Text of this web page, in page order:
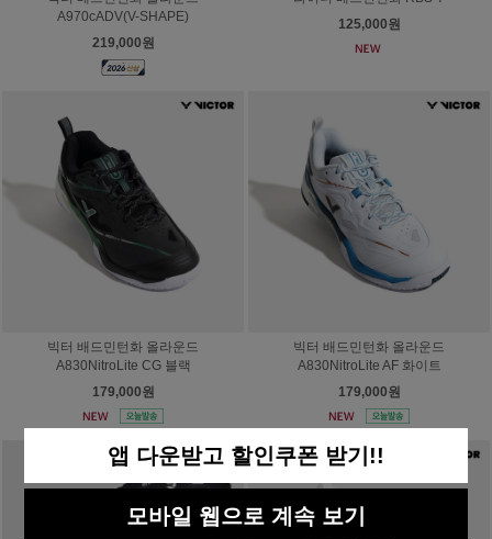
A970cADV(V-SHAPE)
219,000원
125,000원
빅터 배드민턴화 올라운드
A830NitroLite CG 블랙
179,000원
빅터 배드민턴화 올라운드
A830NitroLite AF 화이트
179,000원
앱 다운받고 할인쿠폰 받기!!
모바일 웹으로 계속 보기